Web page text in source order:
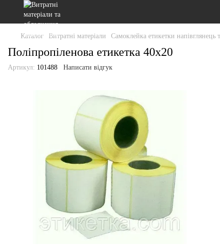
Каталог Витратні матеріали Самоклейка етикетки напівглянець
Поліпропіленова етикетка 40x20
Артикул: 101488 Написати відгук